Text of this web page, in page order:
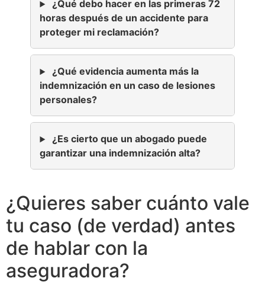
¿Qué debo hacer en las primeras 72
horas después de un accidente para
proteger mi reclamación?
¿Qué evidencia aumenta más la
indemnización en un caso de lesiones
personales?
¿Es cierto que un abogado puede
garantizar una indemnización alta?
¿Quieres saber cuánto vale
tu caso (de verdad) antes
de hablar con la
aseguradora?